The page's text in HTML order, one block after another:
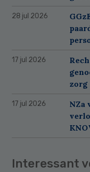
28 jul 2026
17 jul 2026
zorg
17 jul 2026
NZa
Interessant